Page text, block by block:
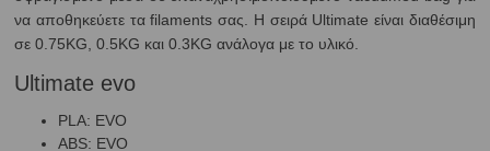
να αποθηκεύετε τα filaments σας. Η σειρά Ultimate είναι διαθέσιμη
σε 0.75KG, 0.5KG και 0.3KG ανάλογα με το υλικό.
Ultimate evo
PLA: EVO
ABS: EVO